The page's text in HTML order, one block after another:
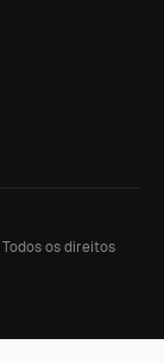
Todos os direitos